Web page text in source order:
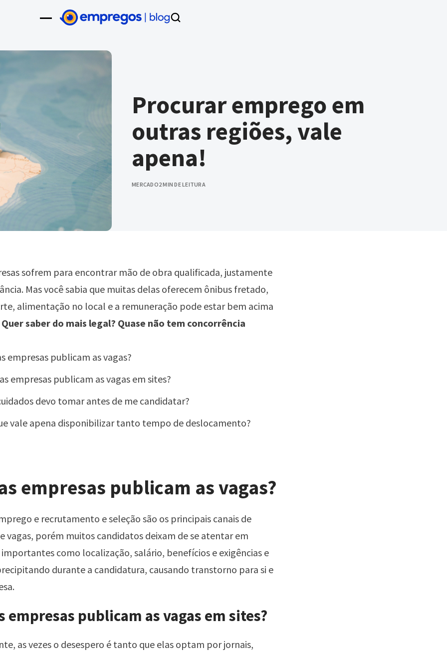
Procurar emprego em
outras regiões, vale
apena!
MERCADO2 MIN DE LEITURA
sofrem para encontrar mão de obra qualificada, justamente
Mas você sabia que muitas delas oferecem ônibus fretado,
alimentação no local e a remuneração pode estar bem acima
Quer saber do mais legal? Quase não tem concorrência
empresas publicam as vagas?
empresas publicam as vagas em sites?
devo tomar antes de me candidatar?
vale apena disponibilizar tanto tempo de deslocamento?
empresas publicam as vagas?
e recrutamento e seleção são os principais canais de
vagas, porém muitos candidatos deixam de se atentar em
como localização, salário, benefícios e exigências e
durante a candidatura, causando transtorno para si e
empresas publicam as vagas em sites?
as vezes o desespero é tanto que elas optam por jornais,